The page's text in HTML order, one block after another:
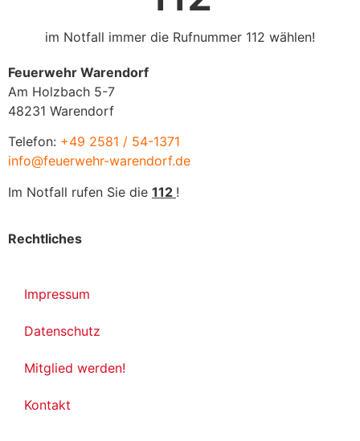
im Notfall immer die Rufnummer 112 wählen!
Feuerwehr Warendorf
Am Holzbach 5-7
48231 Warendorf
Telefon: +49 2581 / 54-1371
info@feuerwehr-warendorf.de
Im Notfall rufen Sie die 112 !
Rechtliches
Impressum
Datenschutz
Mitglied werden!
Kontakt